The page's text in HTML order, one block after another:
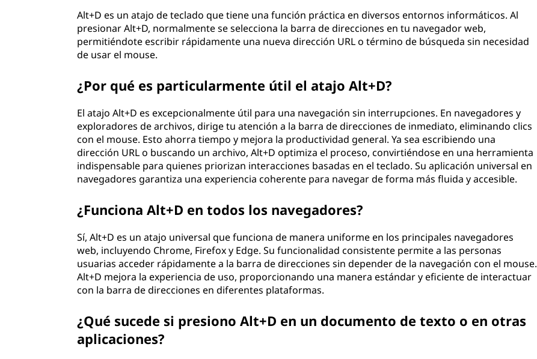
Alt+D es un atajo de teclado que tiene una función práctica en diversos entornos informáticos. Al
presionar Alt+D, normalmente se selecciona la barra de direcciones en tu navegador web,
permitiéndote escribir rápidamente una nueva dirección URL o término de búsqueda sin necesidad
de usar el mouse.
¿Por qué es particularmente útil el atajo Alt+D?
El atajo Alt+D es excepcionalmente útil para una navegación sin interrupciones. En navegadores y
exploradores de archivos, dirige tu atención a la barra de direcciones de inmediato, eliminando clics
con el mouse. Esto ahorra tiempo y mejora la productividad general. Ya sea escribiendo una
dirección URL o buscando un archivo, Alt+D optimiza el proceso, convirtiéndose en una herramienta
indispensable para quienes priorizan interacciones basadas en el teclado. Su aplicación universal en
navegadores garantiza una experiencia coherente para navegar de forma más fluida y accesible.
¿Funciona Alt+D en todos los navegadores?
Sí, Alt+D es un atajo universal que funciona de manera uniforme en los principales navegadores
web, incluyendo Chrome, Firefox y Edge. Su funcionalidad consistente permite a las personas
usuarias acceder rápidamente a la barra de direcciones sin depender de la navegación con el mouse.
Alt+D mejora la experiencia de uso, proporcionando una manera estándar y eficiente de interactuar
con la barra de direcciones en diferentes plataformas.
¿Qué sucede si presiono Alt+D en un documento de texto o en otras
aplicaciones?